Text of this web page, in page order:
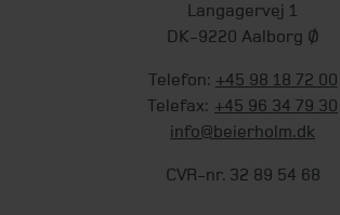
Langagervej 1
DK-9220 Aalborg Ø
Telefon: +45 98 18 72 00
Telefax: +45 96 34 79 30
info@beierholm.dk
CVR-nr. 32 89 54 68